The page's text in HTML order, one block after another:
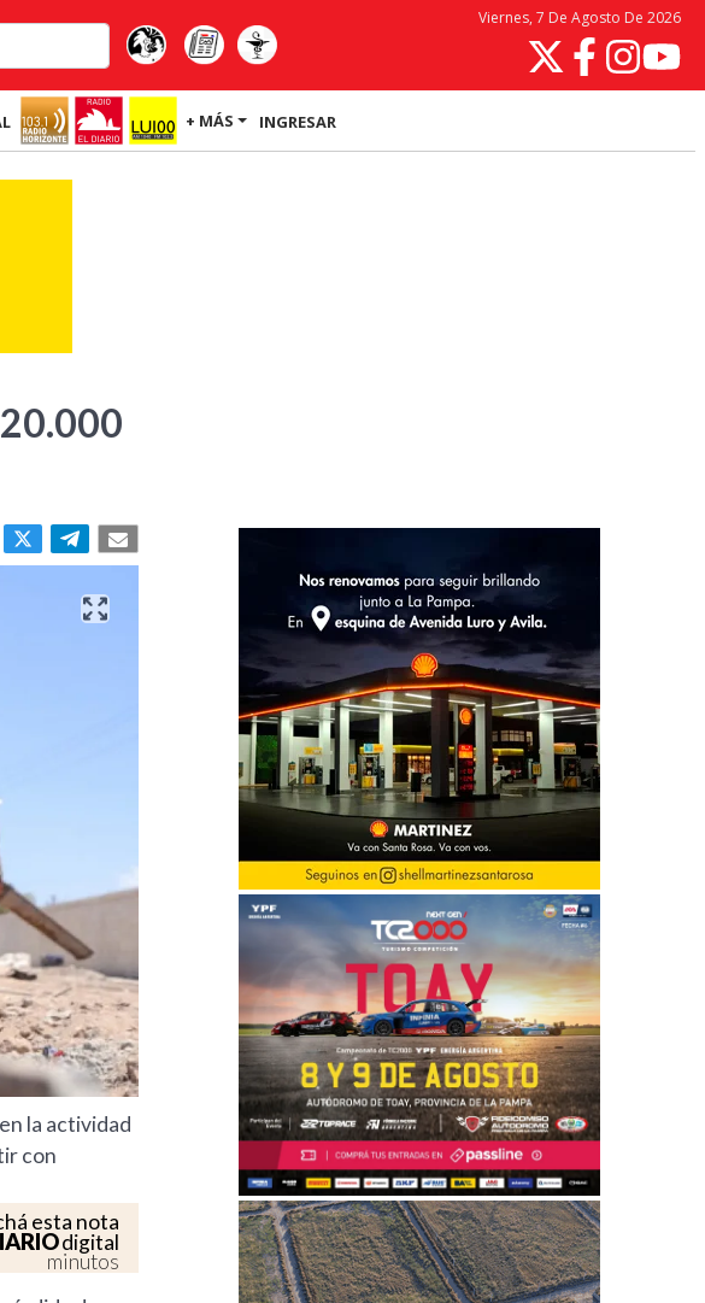
Viernes, 7 De Agosto De 2026
+ MÁS INGRESAR
la actividad
con
esta nota
digital
minutos